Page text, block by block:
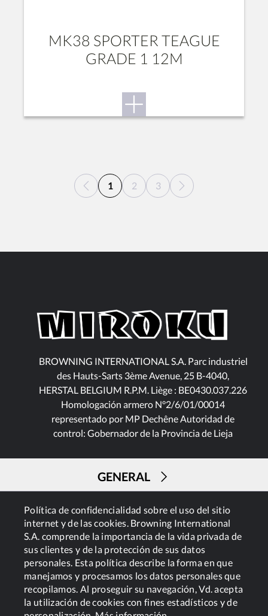
Política de confidencialidad sobre el uso del sitio
internet y de las cookies. Browning International
S.A. comprende la importancia de la vida privada de
sus clientes y de la protección de sus datos
personales. Esta política describe la forma en que
manejamos y procesamos los datos personales que
recopilamos. Al proseguir su navegación, Vd. acepta
la utilización de cookies con fines estadísticos y de
MK38 SPORTER TEAGUE
GRADE 1 12M
1 2 3
BROWNING INTERNATIONAL S.A. Parc industriel
des Hauts-Sarts 3ème Avenue, 25 B-4040,
HERSTAL BELGIUM R.P.M. Liège : BE0430.037.226
Homologación armero N°2/6/01/00014
representado por MP Dechêne Autoridad de
control: Gobernador de la Provincia de Lieja
GENERAL
SERVICIOS
CookiesPolítica de privacidad